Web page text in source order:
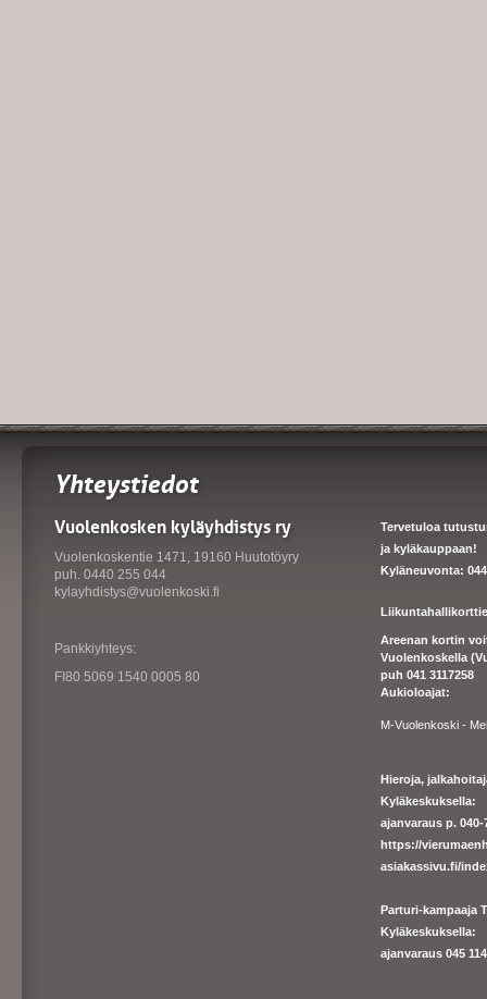
Yhteystiedot
Vuolenkosken kyläyhdistys ry
Vuolenkoskentie 1471, 19160 Huutotöyry
puh. 0440 255 044
kylayhdistys@vuolenkoski.fi
Pankkiyhteys:
FI80 5069 1540 0005 80
Tervetuloa
ja kyläkauppaan!
Kyläneuvonta: 044
Areenan kortin
Vuolenkoskella
puh 041 3117258
Aukioloajat:
M-Vuolenkoski -
Hieroja,
Kyläkeskuksella:
ajanvaraus p.
https://
asiakassivu.fi/
Parturi-kampaaja
Kyläkeskuksella:
ajanvaraus 045